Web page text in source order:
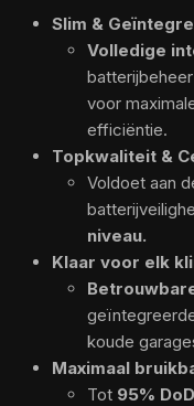
Slim &
Volledige
voor
efficiëntie.
Topkwaliteit &
Voldoet aan
niveau.
Klaar voor elk
koude
Maximaal
Tot 95% DoD